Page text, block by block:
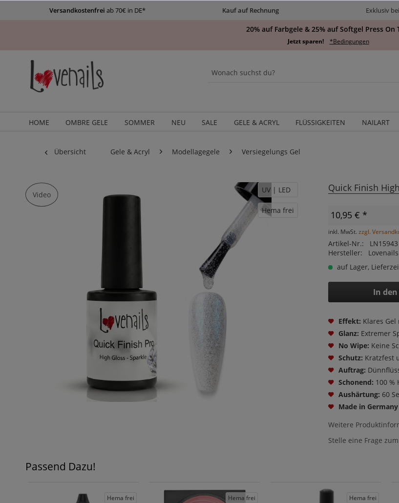
Versandkostenfrei ab 70€ in DE* Kauf auf Rechnung Exklusiv
20% auf Farbgele & 25% auf Softgel Press On
Jetzt sparen! *Bedingungen
HOME OMBRE GELE SOMMER NEU SALE GELE & ACRYL FLÜSSIGKEITEN NAILART
Übersicht Gele & Acryl Modellagegele Versiegelungs Gel
UV | LED
Hema frei
Video
Quick Finish
10,95 € *
inkl. MwSt. zzgl.
Artikel-Nr.:
LN15943
Hersteller:
Lovenails
auf Lager,
In den
Effekt: Klares
Glanz: Extremer
No Wipe: Keine
Schutz: Kratzfest
Auftrag:
Schonend: 100 %
Aushärtung: 60
Made in Germany
Weitere
Stelle eine Frage
Passend Dazu!
Hema frei
Hema frei
Hema frei